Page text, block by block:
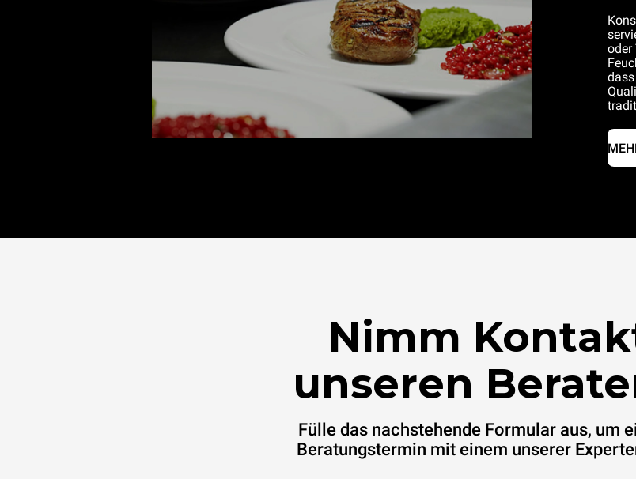
oder
Nimm
unseren
Fülle das nachstehende Formular aus, um
Beratungstermin mit einem unserer